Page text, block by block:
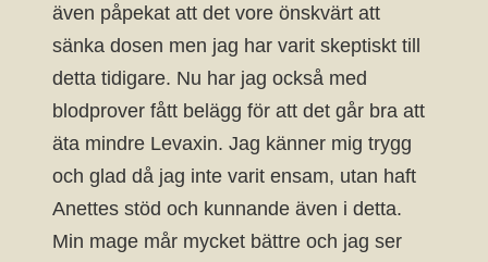
även påpekat att det vore önskvärt att
sänka dosen men jag har varit skeptiskt till
detta tidigare. Nu har jag också med
blodprover fått belägg för att det går bra att
äta mindre Levaxin. Jag känner mig trygg
och glad då jag inte varit ensam, utan haft
Anettes stöd och kunnande även i detta.
Min mage mår mycket bättre och jag ser